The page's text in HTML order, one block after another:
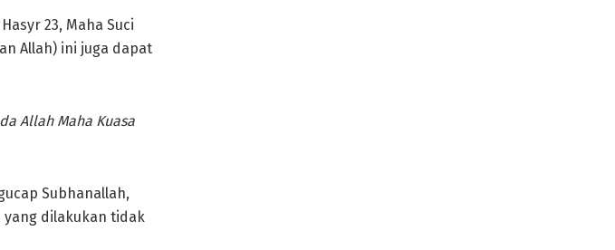
23, Maha Suci
Allah) ini juga dapat
Allah Maha Kuasa
Subhanallah,
dilakukan tidak